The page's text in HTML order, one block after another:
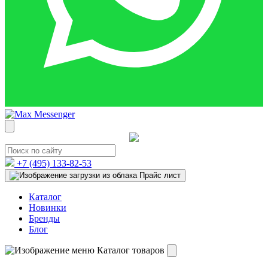
+7 (495) 133-82-53
Прайс лист
Каталог
Новинки
Бренды
Блог
Каталог товаров